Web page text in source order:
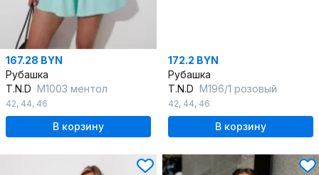
167.28 BYN
Рубашка
T.N.D М1003 ментол
42, 44, 46
В корзину
172.2 BYN
Рубашка
T.N.D М196/1 розовый
42, 44, 46
В корзину